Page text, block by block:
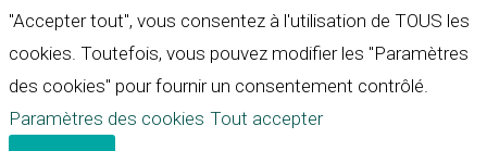
"Accepter tout", vous consentez à l'utilisation de TOUS les
cookies. Toutefois, vous pouvez modifier les "Paramètres
des cookies" pour fournir un consentement contrôlé.
Paramètres des cookies Tout accepter